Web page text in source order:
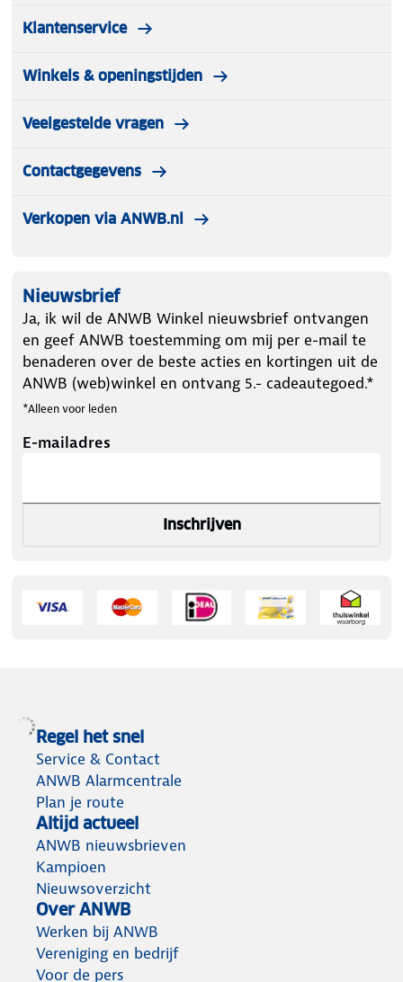
Klantenservice
Winkels & openingstijden
Veelgestelde vragen
Contactgegevens
Verkopen via ANWB.nl
Nieuwsbrief
Ja, ik wil de ANWB Winkel nieuwsbrief ontvangen
en geef ANWB toestemming om mij per e-mail te
benaderen over de beste acties en kortingen uit de
ANWB (web)winkel en ontvang 5.- cadeautegoed.*
*Alleen voor leden
E-mailadres
Inschrijven
Regel het snel
Service & Contact
ANWB Alarmcentrale
Plan je route
Altijd actueel
ANWB nieuwsbrieven
Kampioen
Nieuwsoverzicht
Over ANWB
Werken bij ANWB
Vereniging en bedrijf
Voor de pers